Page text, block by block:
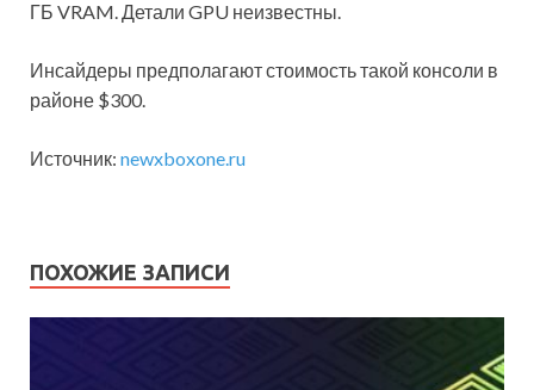
ГБ VRAM. Детали GPU неизвестны.
Инсайдеры предполагают стоимость такой консоли в
районе $300.
Источник: newxboxone.ru
ПОХОЖИЕ ЗАПИСИ